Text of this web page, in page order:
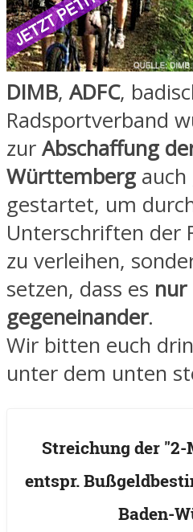
DIMB, ADFC,
Radsportverband
zur Abschaffung
Württemberg
gestartet, um
Unterschriften der
zu verleihen,
setzen, dass es
gegeneinander.
Wir bitten euch
unter dem unten
Streichung der
entspr.
Baden-